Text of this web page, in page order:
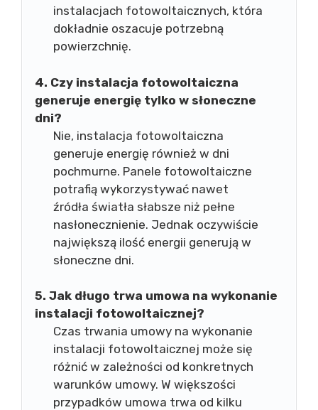
instalacjach fotowoltaicznych, która
dokładnie oszacuje potrzebną
powierzchnię.
4. Czy instalacja fotowoltaiczna
generuje energię tylko w słoneczne
dni?
Nie, instalacja fotowoltaiczna
generuje energię również w dni
pochmurne. Panele fotowoltaiczne
potrafią wykorzystywać nawet
źródła światła słabsze niż pełne
nasłonecznienie. Jednak oczywiście
największą ilość energii generują w
słoneczne dni.
5. Jak długo trwa umowa na wykonanie
instalacji fotowoltaicznej?
Czas trwania umowy na wykonanie
instalacji fotowoltaicznej może się
różnić w zależności od konkretnych
warunków umowy. W większości
przypadków umowa trwa od kilku